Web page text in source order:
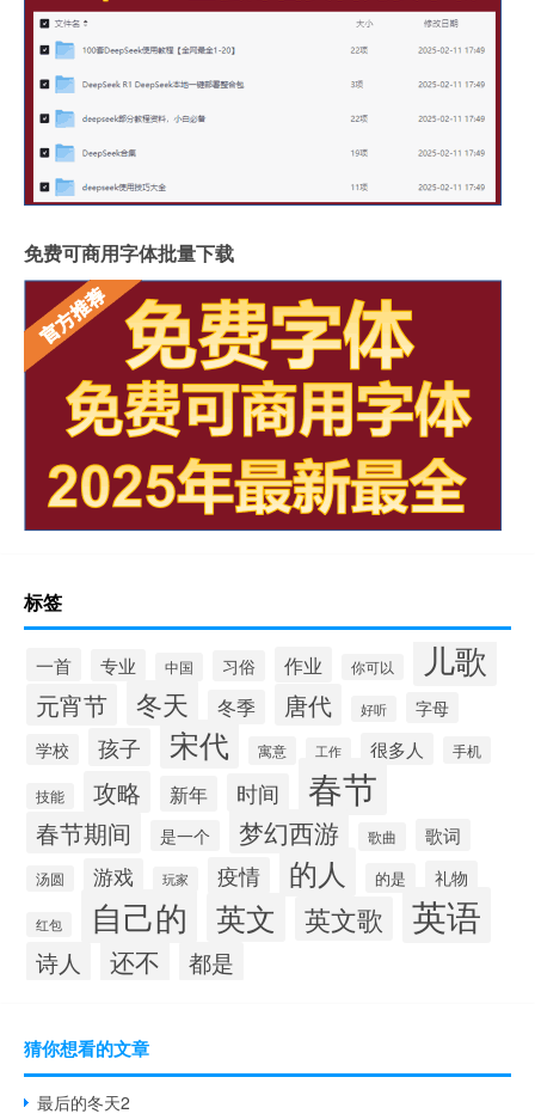
免费可商用字体批量下载
标签
一首 专业 中国 习俗 作业 你可以 儿歌
元宵节 冬天 冬季 唐代 好听
字母
学校
孩子 宋代 寓意 工作 很多人 手机
技能 攻略 新年 时间 春节
春节期间 是一个 梦幻西游 歌曲 歌词
汤圆 游戏 玩家 疫情 的人 的是 礼物
红包 自己的 英文 英文歌 英语
诗人 还不 都是
猜你想看的文章
最后的冬天2